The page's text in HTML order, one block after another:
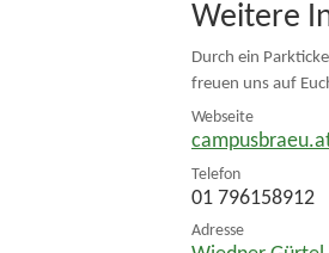
Weitere
Durch ein
freuen uns auf
Webseite
Telefon
01 796158912
Adresse